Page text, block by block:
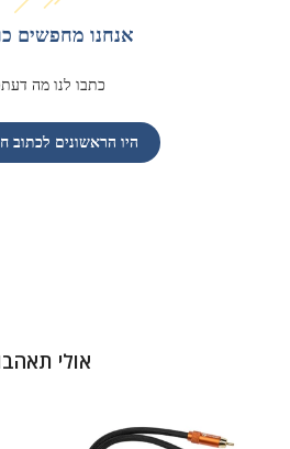
אנחנו מחפשים
כתבו לנו מה
היו הראשונים לכתוב
אולי